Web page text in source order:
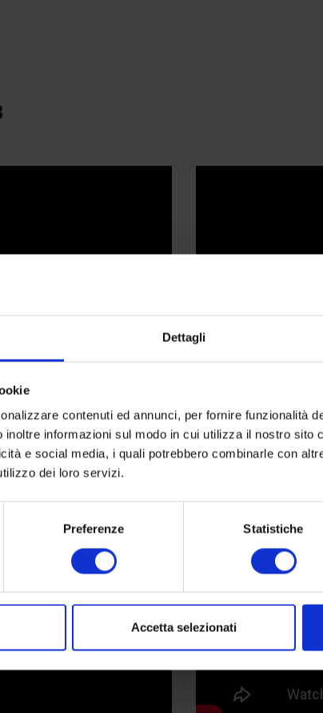
Dettagli
contenuti ed annunci, per fornire funzionalità
inoltre informazioni sul modo in cui utilizza il nostro sito
e social media, i quali potrebbero combinarle con
dei loro servizi.
Preferenze Statistiche
Accetta selezionati
E RICERCA&SELEZIONE COME RICHIEDERE UN